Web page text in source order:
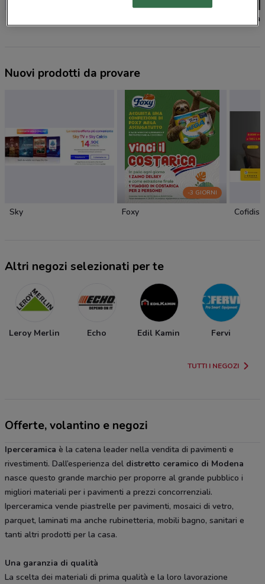
Edil
Nuovi prodotti da provare
Sky
-3 GIORNI
Foxy Cofidis
Altri negozi selezionati per te
Leroy Merlin Echo Edil Kamin Fervi
TUTTI I NEGOZI
Offerte, volantino e negozi
Iperceramica è la catena leader nella vendita di pavimenti e
rivestimenti. Dall’esperienza del distretto ceramico di Modena
nasce questo grande marchio per proporre al grande pubblico i
migliori materiali per i pavimenti a prezzi concorrenziali.
Iperceramica vende piastrelle per pavimenti, mosaici di vetro,
parquet, laminati ma anche rubinetteria, mobili bagno, sanitari e
tanti altri prodotti per la casa.
Una garanzia di qualità
La scelta dei materiali di prima qualità e la loro lavorazione